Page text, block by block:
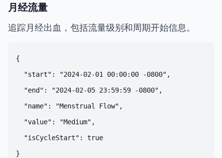
月经流量
追踪月经出血，包括流量级别和周期开始信息。
{
  "start": "2024-02-01 00:00:00 -0800",
  "end": "2024-02-05 23:59:59 -0800",
  "name": "Menstrual Flow",
  "value": "Medium",
  "isCycleStart": true